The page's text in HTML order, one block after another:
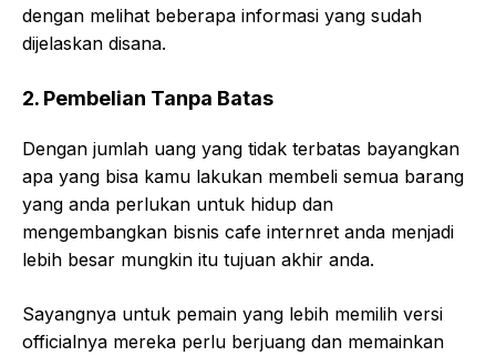
dengan melihat beberapa informasi yang sudah
dijelaskan disana.
2. Pembelian Tanpa Batas
Dengan jumlah uang yang tidak terbatas bayangkan
apa yang bisa kamu lakukan membeli semua barang
yang anda perlukan untuk hidup dan
mengembangkan bisnis cafe internret anda menjadi
lebih besar mungkin itu tujuan akhir anda.
Sayangnya untuk pemain yang lebih memilih versi
officialnya mereka perlu berjuang dan memainkan